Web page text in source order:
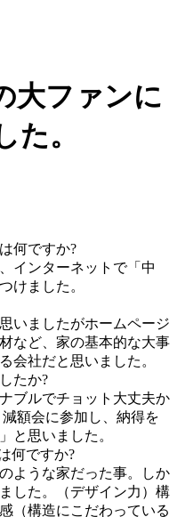
大ファンに
た。
何ですか?
インターネットで「中
けました。
いましたがホームページ
など、家の基本的な大事
会社だと思いました。
たか?
ブルでチョット大丈夫か
額会に参加し、納得を
と思いました。
何ですか?
ような家だった事。しか
した。（デザイン力）構
（構造にこだわっている